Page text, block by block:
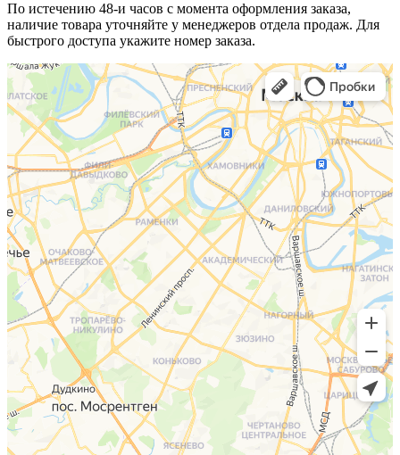
По истечению 48-и часов с момента оформления заказа,
наличие товара уточняйте у менеджеров отдела продаж. Для
быстрого доступа укажите номер заказа.